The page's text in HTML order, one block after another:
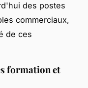
des postes
commerciaux,
de ces
formation et